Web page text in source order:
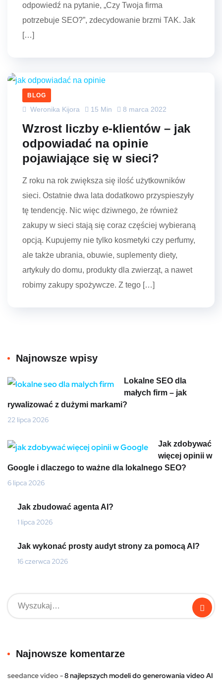
odpowiedź na pytanie, „Czy Twoja firma
potrzebuje SEO?”, zdecydowanie brzmi TAK. Jak
[…]
BLOG
Weronika Kijora 15 Min 8 marca 2022
Wzrost liczby e-klientów – jak
odpowiadać na opinie
pojawiające się w sieci?
Z roku na rok zwiększa się ilość użytkowników
sieci. Ostatnie dwa lata dodatkowo przyspieszyły
tę tendencję. Nic więc dziwnego, że również
zakupy w sieci stają się coraz częściej wybieraną
opcją. Kupujemy nie tylko kosmetyki czy perfumy,
ale także ubrania, obuwie, suplementy diety,
artykuły do domu, produkty dla zwierząt, a nawet
robimy zakupy spożywcze. Z tego […]
Najnowsze wpisy
Lokalne SEO dla
małych firm – jak
rywalizować z dużymi markami?
22 lipca 2026
Jak zdobywać
więcej opinii w
Google i dlaczego to ważne dla lokalnego SEO?
6 lipca 2026
Jak zbudować agenta AI?
1 lipca 2026
Jak wykonać prosty audyt strony za pomocą AI?
16 czerwca 2026
Najnowsze komentarze
seedance video -8 najlepszych modeli do generowania video AI